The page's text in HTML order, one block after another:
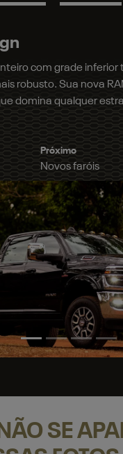
com grade
robusto. Sua nova
domina qualquer
SE